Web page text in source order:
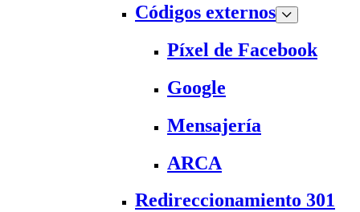
Códigos externos
Píxel de Facebook
Google
Mensajería
ARCA
Redireccionamiento 301